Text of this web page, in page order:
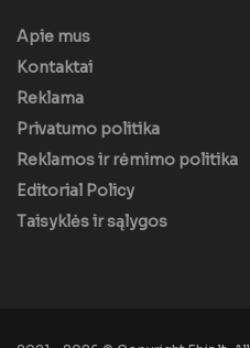
Apie mus
Kontaktai
Reklama
Privatumo politika
Reklamos ir rėmimo politika
Editorial Policy
Taisyklės ir sąlygos